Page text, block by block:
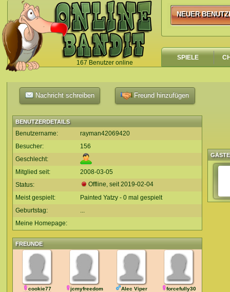
167 Benutzer online
`
NEUER
NEUER
SPIELE
Nachricht schreiben Freund hinzufügen
BENUTZERDETAILS
Benutzername:
rayman42069420
Besucher:
156
Geschlecht:
Mitglied seit:
2008-03-05
Status:
Offline, seit2019-02-04
Meist gespielt:
Painted Yatzy - 0 mal gespielt
Geburtstag:
...
Meine Homepage:
FREUNDE
cookie77 jcmyfreedom Alec Viper forcefully30